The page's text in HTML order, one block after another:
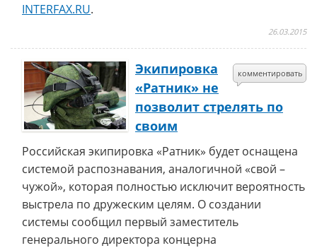
INTERFAX.RU.
26.03.2015
комментировать
Экипировка
«Ратник» не
позволит стрелять по
своим
Российская экипировка «Ратник» будет оснащена
системой распознавания, аналогичной «свой –
чужой», которая полностью исключит вероятность
выстрела по дружеским целям. О создании
системы сообщил первый заместитель
генерального директора концерна